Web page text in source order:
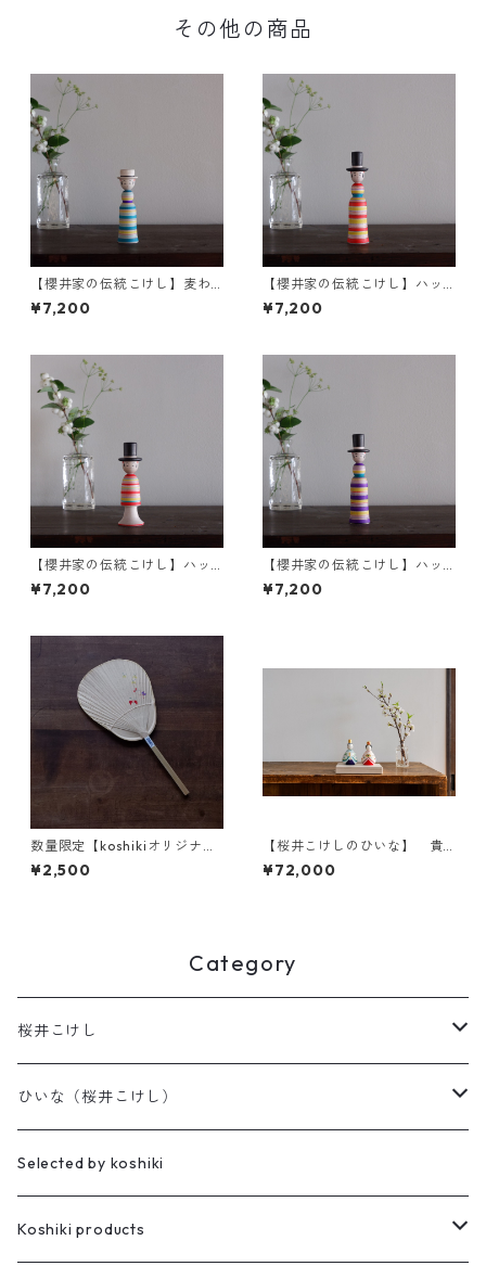
その他の商品
【櫻井家の伝統こけし】麦わ
ら カンカン帽a-1〈アオハダ〉
¥7,200
【櫻井家の伝統こけし】ハッ
ト帽a-1
¥7,200
【櫻井家の伝統こけし】ハッ
ト帽c-1
¥7,200
【櫻井家の伝統こけし】ハッ
ト帽a-3
¥7,200
数量限定【koshikiオリジナ
ル】うちわ(小) -蝶a-
¥2,500
【桜井こけしのひいな】 貴
心松華〈座雛〉松竹梅模様
¥72,000
Category
桜井こけし
天神様
櫻井家の伝統こけし
櫻井家の鳴子こけし
ひいな（桜井こけし）
昭寛作
華雅
親王飾り
Selected by koshiki
Koshiki products